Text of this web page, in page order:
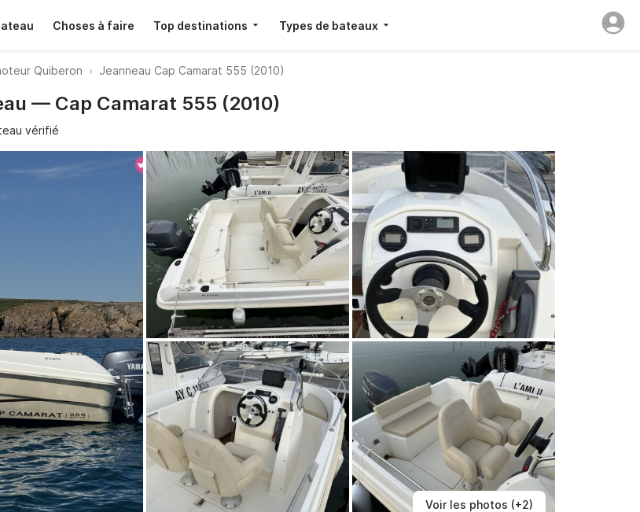
Choses à faire Top destinations Types de bateaux
Quiberon Jeanneau Cap Camarat 555 (2010)
Voir les photos (+2)
— Cap Camarat 555 (2010)
vérifié